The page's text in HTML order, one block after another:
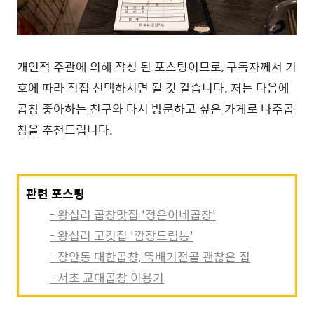
개인적 주관에 의해 작성 된 포스팅이므로, 구독자께서 기
호에 따라 직접 선택하시면 될 것 같습니다. 저는 다음에
곱창 좋아하는 친구와 다시 방문하고 싶은 가게로 나주곱
창을 추천드립니다.
관련 포스팅
- 왕십리 곱창맛집 '정은이네곱창'
- 왕십리 고깃집 '깜장드럼통'
- 장안동 대한곱창, 뚝배기전골 괜찮은 집
- 서초 교대곱창 이용기